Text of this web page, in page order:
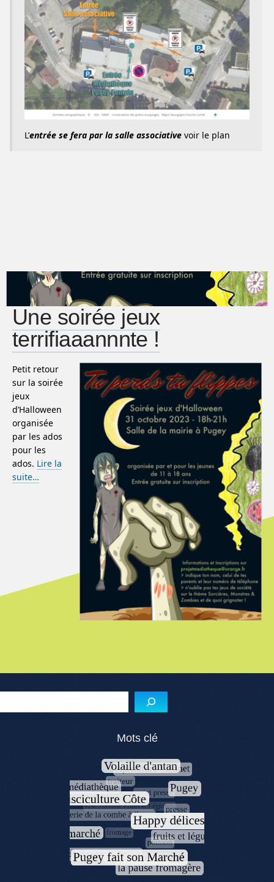
L’entrée se fera par la salle associative voir le plan
Une soirée jeux
terrifiaaannnte !
Petit retour
sur la soirée
jeux
d’Halloween
organisée
par les ados
pour les
ados. Lire la
suite…
Mots clé